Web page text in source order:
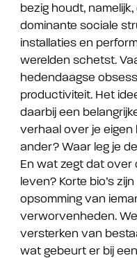
bezig houdt,
dominante sociale
installaties en
werelden schetst.
hedendaagse
productiviteit. Het
daarbij een
verhaal over je
ander? Waar leg je
En wat zegt dat over
leven? Korte bio’s
opsomming van
verworvenheden.
versterken van
wat gebeurt er bij